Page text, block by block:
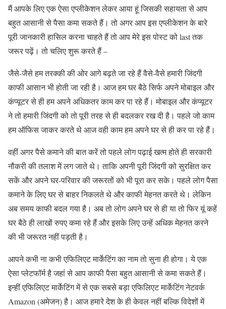
मैं आपके लिए एक ऐसा एप्लीकेशन लेकर आया हूं जिसकी सहायता से आप
बहुत आसानी से पैसा कमा सकते हैं। तो अगर आप इस एप्लीकेशन के बारे
पूरी जानकारी हासिल करना चाहते हैं तो आप मेरे इस पोस्ट को last तक
जरूर पढ़ें। तो चलिए शुरू करते हैं –
जैसे-जैसे हम तरक्की की ओर आगे बढ़ते जा रहे हैं वैसे-वैसे हमारी जिंदगी
काफी आसान भी होती जा रही है। आज हम घर बैठे सिर्फ अपने मोबाइल और
कंप्यूटर से ही हम अपने अधिकतर काम कर पा रहे हैं। मोबाइल और कंप्यूटर
ने तो हमारी जिंदगी को तो पूरी तरह से ही बदलकर रख दी है। पहले जो काम
हम ऑफिस जाकर करते थे आज वही काम हम अपने घर से ही कर पा रहे हैं।
वहीं अगर पैसे कमाने की बात करें तो पहले लोग पढ़ाई खत्म होते ही सरकारी
नौकरी की तलाश में लग जाते थे। ताकि अपनी पूरी जिंदगी को सुरक्षित कर
सकें और अपने घर-परिवार की जरूरतों को भी पूरा कर सके। पहले लोग पैसा
कमाने के लिए घर से बाहर निकलते थे और काफी मेहनत करते थे। लेकिन
अब समय काफी बदल गया है। अब तो लोग अपने घर से ही या तो फिर यूं कहें
घर बैठे ही लाखों रुपए कमा रहे हैं और इसके लिए उन्हें अधिक मेहनत करने
की भी जरूरत नहीं पड़ती है।
आपने कभी ना कभी एफिलिएट मार्केटिंग का नाम तो सुना ही होगा। ये एक
ऐसा प्लेटफॉर्म है जहां से आप काफी पैसा बहुत आसानी से कमा सकते हैं।
इन्हीं एफिलिएट मार्केटिंग में से एक सबसे बड़ा एफिलिएट मार्केटिंग नेटवर्क
Amazon (अमेजन) है। आज हमारे देश के ही केवल नहीं बल्कि विदेशों में